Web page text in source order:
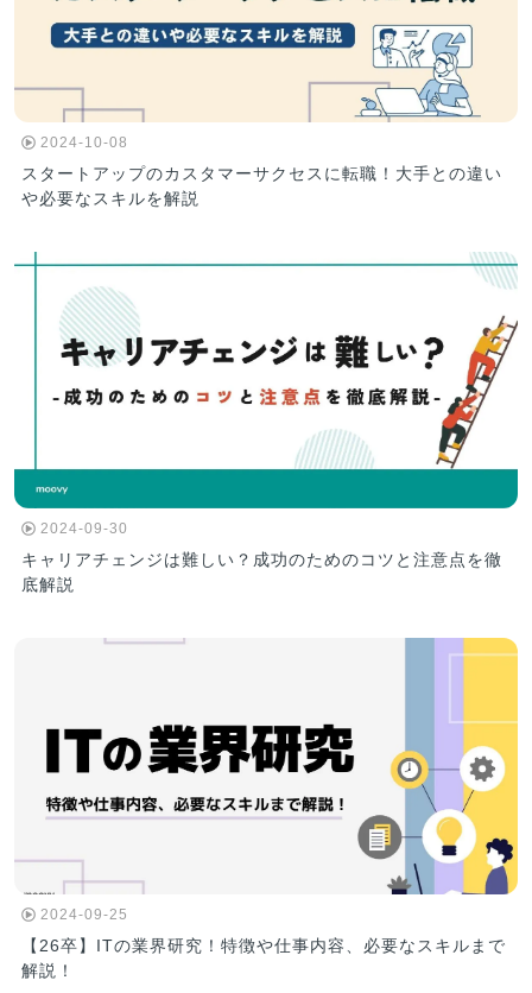
2024-10-08
スタートアップのカスタマーサクセスに転職！大手との違い
や必要なスキルを解説
2024-09-30
キャリアチェンジは難しい？成功のためのコツと注意点を徹
底解説
2024-09-25
【26卒】ITの業界研究！特徴や仕事内容、必要なスキルまで
解説！